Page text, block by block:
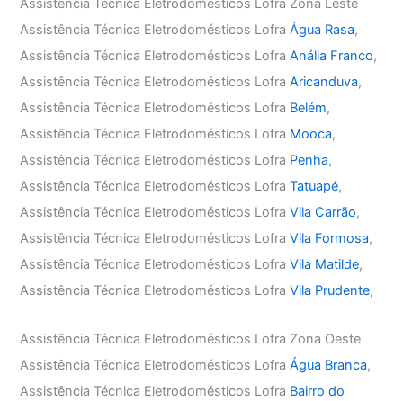
Assistência Técnica Eletrodomésticos Lofra Zona Leste
Assistência Técnica Eletrodomésticos LofraÁgua Rasa,
Assistência Técnica Eletrodomésticos LofraAnália Franco,
Assistência Técnica Eletrodomésticos LofraAricanduva,
Assistência Técnica Eletrodomésticos Lofra Belém,
Assistência Técnica Eletrodomésticos Lofra Mooca,
Assistência Técnica Eletrodomésticos Lofra Penha,
Assistência Técnica Eletrodomésticos LofraTatuapé,
Assistência Técnica Eletrodomésticos LofraVila Carrão,
Assistência Técnica Eletrodomésticos LofraVila Formosa,
Assistência Técnica Eletrodomésticos LofraVila Matilde,
Assistência Técnica Eletrodomésticos LofraVila Prudente,
Assistência Técnica Eletrodomésticos Lofra Zona Oeste
Assistência Técnica Eletrodomésticos LofraÁgua Branca,
Assistência Técnica Eletrodomésticos Lofra Bairro do